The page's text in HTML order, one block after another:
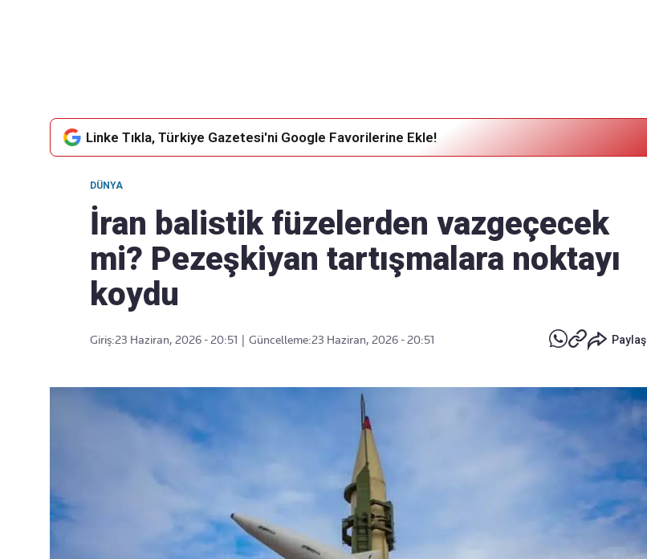
Linke Tıkla, Türkiye Gazetesi'ni Google Favorilerine Ekle!
DÜNYA
İran balistik füzelerden vazgeçecek
mi? Pezeşkiyan tartışmalara noktayı
koydu
Giriş:23 Haziran, 2026 - 20:51 Güncelleme:23 Haziran, 2026 - 20:51 Paylaş